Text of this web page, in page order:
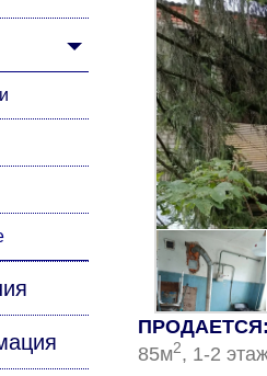
ПРОДАЕТСЯ:
85м2, 1-2